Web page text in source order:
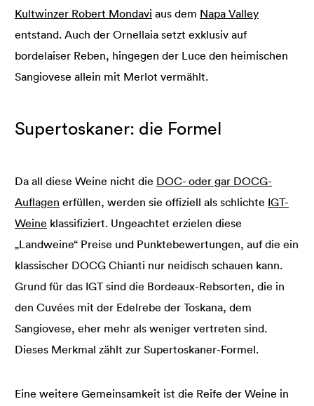
Kultwinzer Robert Mondavi aus dem Napa Valley
entstand. Auch der Ornellaia setzt exklusiv auf
bordelaiser Reben, hingegen der Luce den heimischen
Sangiovese allein mit Merlot vermählt.
Supertoskaner: die Formel
Da all diese Weine nicht die DOC- oder gar DOCG-
Auflagen erfüllen, werden sie offiziell als schlichte IGT-
Weine klassifiziert. Ungeachtet erzielen diese
„Landweine“ Preise und Punktebewertungen, auf die ein
klassischer DOCG Chianti nur neidisch schauen kann.
Grund für das IGT sind die Bordeaux-Rebsorten, die in
den Cuvées mit der Edelrebe der Toskana, dem
Sangiovese, eher mehr als weniger vertreten sind.
Dieses Merkmal zählt zur Supertoskaner-Formel.
Eine weitere Gemeinsamkeit ist die Reife der Weine in